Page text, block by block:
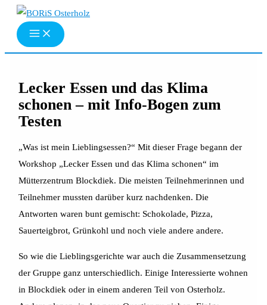
Zum
Inhalt
springen
Lecker Essen und das Klima
schonen – mit Info-Bogen zum
Testen
„Was ist mein Lieblingsessen?“ Mit dieser Frage begann der
Workshop „Lecker Essen und das Klima schonen“ im
Mütterzentrum Blockdiek. Die meisten Teilnehmerinnen und
Teilnehmer mussten darüber kurz nachdenken. Die
Antworten waren bunt gemischt: Schokolade, Pizza,
Sauerteigbrot, Grünkohl und noch viele andere andere.
So wie die Lieblingsgerichte war auch die Zusammensetzung
der Gruppe ganz unterschiedlich. Einige Interessierte wohnen
in Blockdiek oder in einem anderen Teil von Osterholz.